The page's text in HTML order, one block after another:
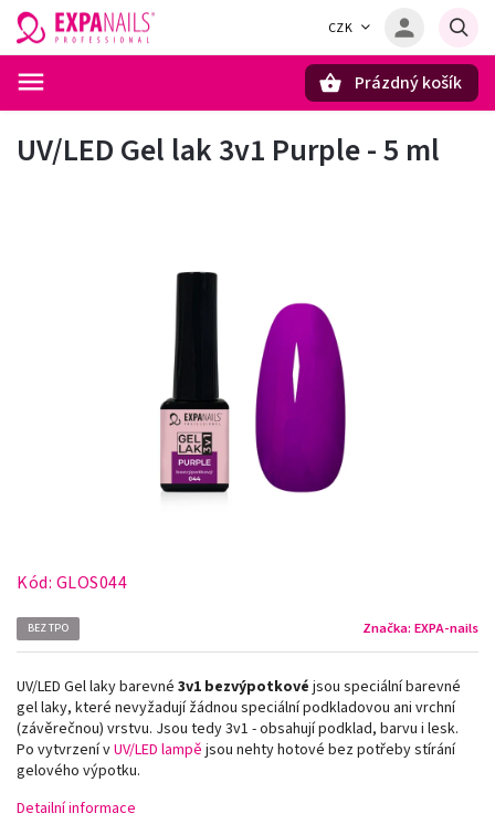
CZK
Prázdný košík
UV/LED Gel lak 3v1 Purple - 5 ml
Kód: GLOS044
BEZ TPO Značka: EXPA-nails
UV/LED Gel laky barevné 3v1 bezvýpotkové jsou speciální barevné
gel laky, které nevyžadují žádnou speciální podkladovou ani vrchní
(závěrečnou) vrstvu. Jsou tedy 3v1 - obsahují podklad, barvu i lesk.
Po vytvrzení vUV/LED lampě jsou nehty hotové bez potřeby stírání
gelového výpotku.
Detailní informace